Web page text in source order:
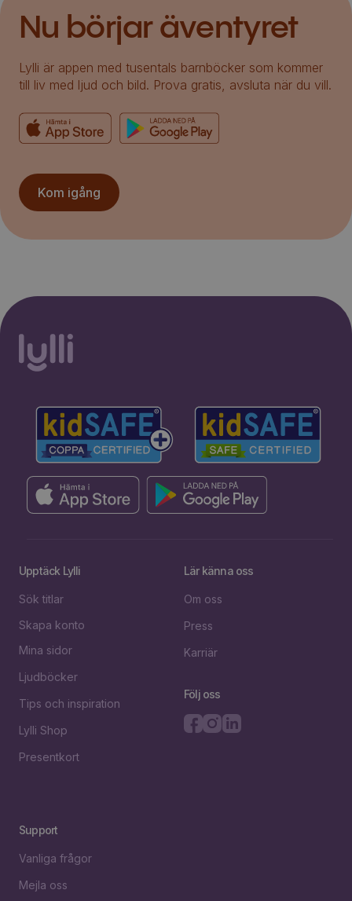
Nu börjar äventyret
Lylli är appen med tusentals barnböcker som kommer
till liv med ljud och bild. Prova gratis, avsluta när du vill.
Kom igång
Upptäck Lylli
Sök titlar
Skapa konto
Mina sidor
Ljudböcker
Tips och inspiration
Lylli Shop
Presentkort
Lär känna oss
Om oss
Press
Karriär
Följ oss
Support
Vanliga frågor
Mejla oss